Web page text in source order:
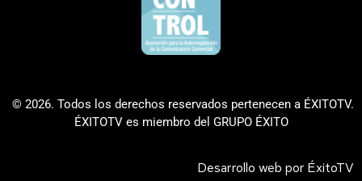
© 2026. Todos los derechos reservados pertenecen a ÉXITOTV.
ÉXITOTV es miembro del GRUPO ÉXITO
Desarrollo web por ÉxitoTV